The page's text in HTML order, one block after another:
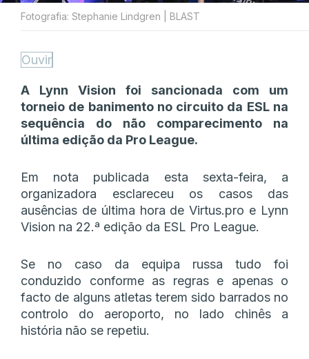
Fotografia: Stephanie Lindgren | BLAST
Ouvir
A Lynn Vision foi sancionada com um
torneio de banimento no circuito da ESL na
sequência do não comparecimento na
última edição da Pro League.
Em nota publicada esta sexta-feira, a
organizadora esclareceu os casos das
ausências de última hora de Virtus.pro e Lynn
Vision na 22.ª edição da ESL Pro League.
Se no caso da equipa russa tudo foi
conduzido conforme as regras e apenas o
facto de alguns atletas terem sido barrados no
controlo do aeroporto, no lado chinês a
história não se repetiu.